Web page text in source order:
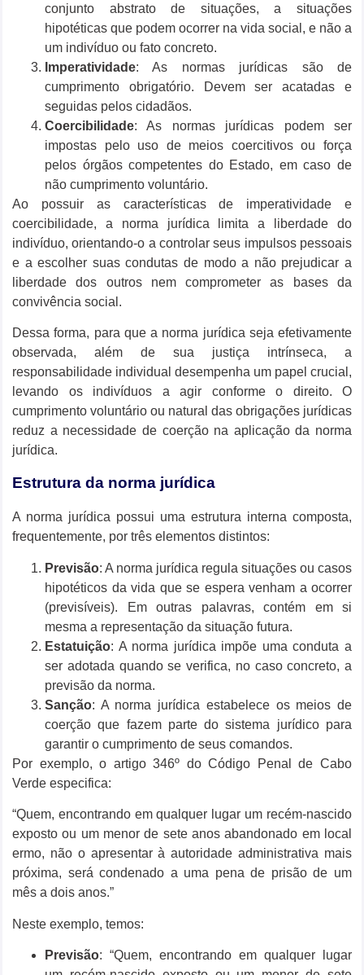
conjunto abstrato de situações, a situações
hipotéticas que podem ocorrer na vida social, e não a
um indivíduo ou fato concreto.
Imperatividade: As normas jurídicas são de
cumprimento obrigatório. Devem ser acatadas e
seguidas pelos cidadãos.
Coercibilidade: As normas jurídicas podem ser
impostas pelo uso de meios coercitivos ou força
pelos órgãos competentes do Estado, em caso de
não cumprimento voluntário.
Ao possuir as características de imperatividade e
coercibilidade, a norma jurídica limita a liberdade do
indivíduo, orientando-o a controlar seus impulsos pessoais
e a escolher suas condutas de modo a não prejudicar a
liberdade dos outros nem comprometer as bases da
convivência social.
Dessa forma, para que a norma jurídica seja efetivamente
observada, além de sua justiça intrínseca, a
responsabilidade individual desempenha um papel crucial,
levando os indivíduos a agir conforme o direito. O
cumprimento voluntário ou natural das obrigações jurídicas
reduz a necessidade de coerção na aplicação da norma
jurídica.
Estrutura da norma jurídica
A norma jurídica possui uma estrutura interna composta,
frequentemente, por três elementos distintos:
Previsão: A norma jurídica regula situações ou casos
hipotéticos da vida que se espera venham a ocorrer
(previsíveis). Em outras palavras, contém em si
mesma a representação da situação futura.
Estatuição: A norma jurídica impõe uma conduta a
ser adotada quando se verifica, no caso concreto, a
previsão da norma.
Sanção: A norma jurídica estabelece os meios de
coerção que fazem parte do sistema jurídico para
garantir o cumprimento de seus comandos.
Por exemplo, o artigo 346º do Código Penal de Cabo
Verde especifica:
“Quem, encontrando em qualquer lugar um recém-nascido
exposto ou um menor de sete anos abandonado em local
ermo, não o apresentar à autoridade administrativa mais
próxima, será condenado a uma pena de prisão de um
mês a dois anos.”
Neste exemplo, temos:
Previsão: “Quem, encontrando em qualquer lugar